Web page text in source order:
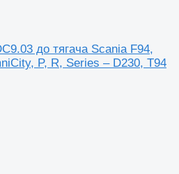
до тягача Scania F94,
P, R, Series – D230, T94